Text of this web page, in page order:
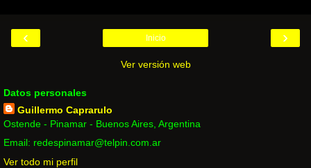
‹ ›
Inicio
Ver versión web
Datos personales
Guillermo Caprarulo
Ostende - Pinamar - Buenos Aires, Argentina
Email: redespinamar@telpin.com.ar
Ver todo mi perfil